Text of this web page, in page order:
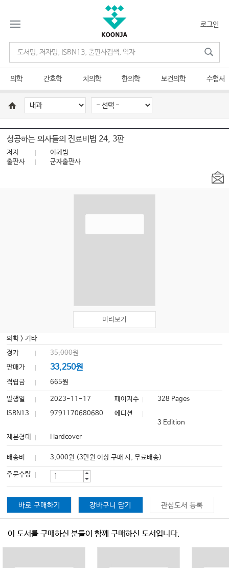
로그인
의학 간호학 치의학 한의학 보건의학 수험서
성공하는 의사들의 진료비법 24, 3판
저자
이혜범
출판사
군자출판사
미리보기
의학 >기타
정가
35,000원
판매가
33,250원
적립금 665원
발행일 2023-11-17 페이지수
328 Pages
ISBN13
9791170680680
에디션
3 Edition
제본형태
Hardcover
배송비 3,000원 (3만원 이상 구매 시, 무료배송)
주문수량
바로 구매하기 장바구니 담기 관심도서 등록
이 도서를 구매하신 분들이 함께 구매하신 도서입니다.